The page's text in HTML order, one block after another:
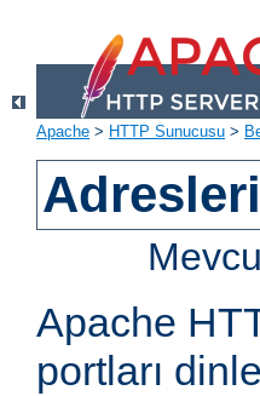
Apache > HTTP Sunucusu >
Apache
portları